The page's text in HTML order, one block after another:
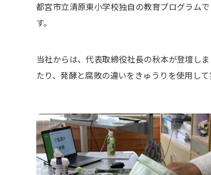
都宮市立清原東小学校独自の教育プログラム
す。
当社からは、代表取締役社長の秋本が登壇し
たり、発酵と腐敗の違いをきゅうりを使用し